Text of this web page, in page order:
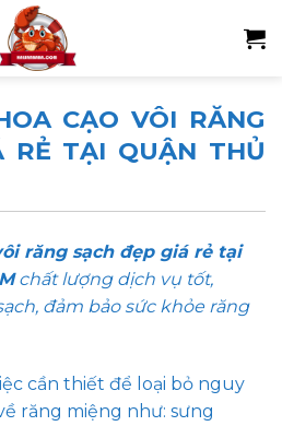
CẠO VÔI RĂNG
RẺ TẠI QUẬN THỦ
răng sạch đẹp giá rẻ tại
chất lượng dịch vụ tốt,
đảm bảo sức khỏe răng
cần thiết để loại bỏ nguy
răng miệng như: sưng